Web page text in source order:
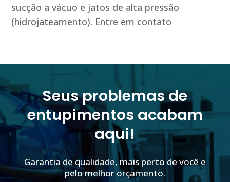
sucção a vácuo e jatos de alta pressão
(hidrojateamento). Entre em contato
Seus problemas de
entupimentos acabam
aqui!
Garantia de qualidade, mais perto de você e
pelo melhor orçamento.